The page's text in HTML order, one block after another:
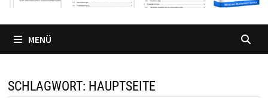
MENÜ
SCHLAGWORT: HAUPTSEITE